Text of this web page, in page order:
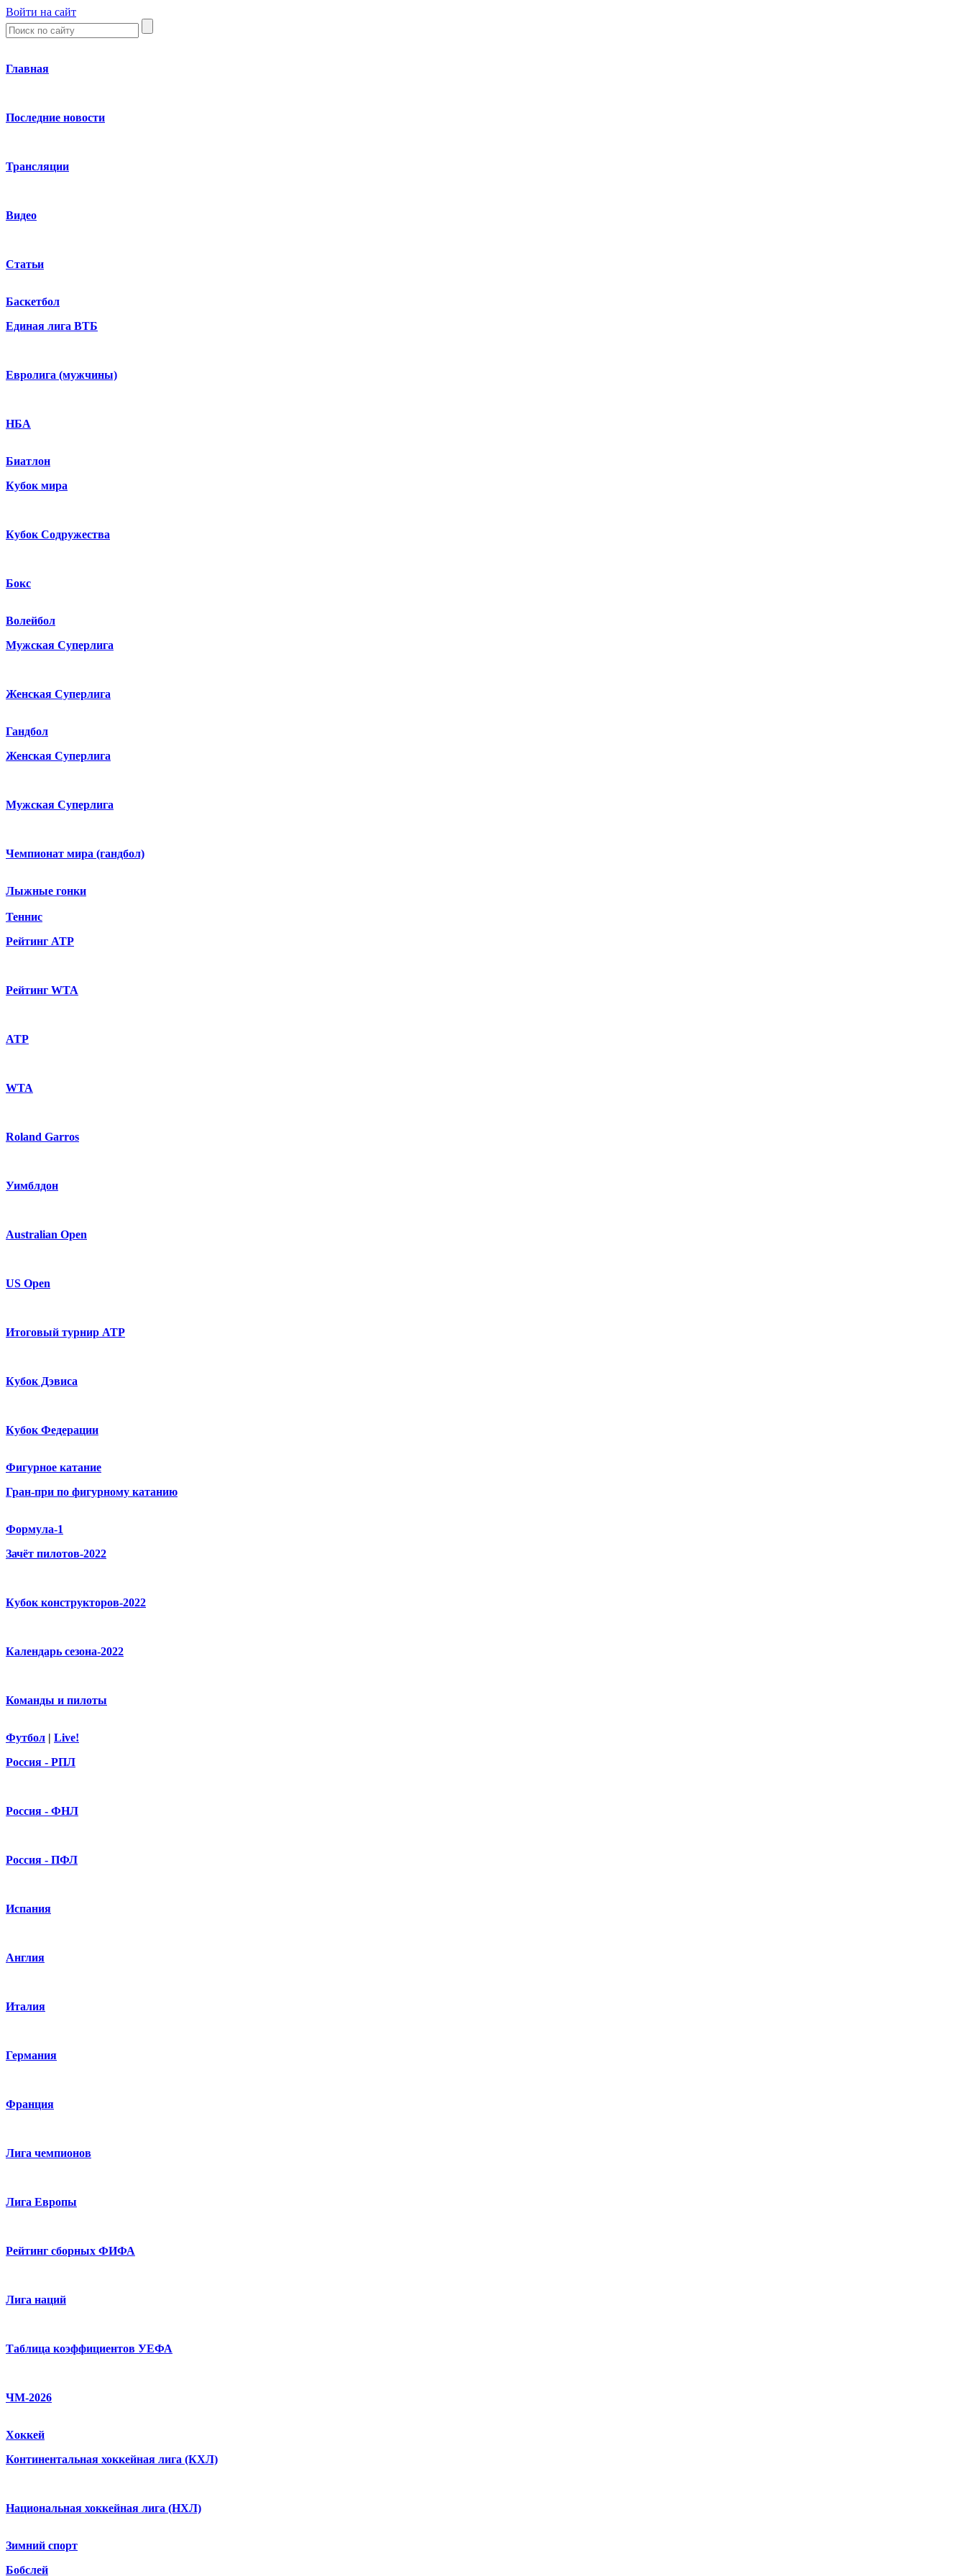
Войти на сайт
Главная
Последние новости
Трансляции
Видео
Статьи
Баскетбол
Единая лига ВТБ
Евролига (мужчины)
НБА
Биатлон
Кубок мира
Кубок Содружества
Бокс
Волейбол
Мужская Суперлига
Женская Суперлига
Гандбол
Женская Суперлига
Мужская Суперлига
Чемпионат мира (гандбол)
Лыжные гонки
Теннис
Рейтинг ATP
Рейтинг WTA
ATP
WTA
Roland Garros
Уимблдон
Australian Open
US Open
Итоговый турнир ATP
Кубок Дэвиса
Кубок Федерации
Фигурное катание
Гран-при по фигурному катанию
Формула-1
Зачёт пилотов-2022
Кубок конструкторов-2022
Календарь сезона-2022
Команды и пилоты
Футбол | Live!
Россия - РПЛ
Россия - ФНЛ
Россия - ПФЛ
Испания
Англия
Италия
Германия
Франция
Лига чемпионов
Лига Европы
Рейтинг сборных ФИФА
Лига наций
Таблица коэффициентов УЕФА
ЧМ-2026
Хоккей
Континентальная хоккейная лига (КХЛ)
Национальная хоккейная лига (НХЛ)
Зимний спорт
Бобслей